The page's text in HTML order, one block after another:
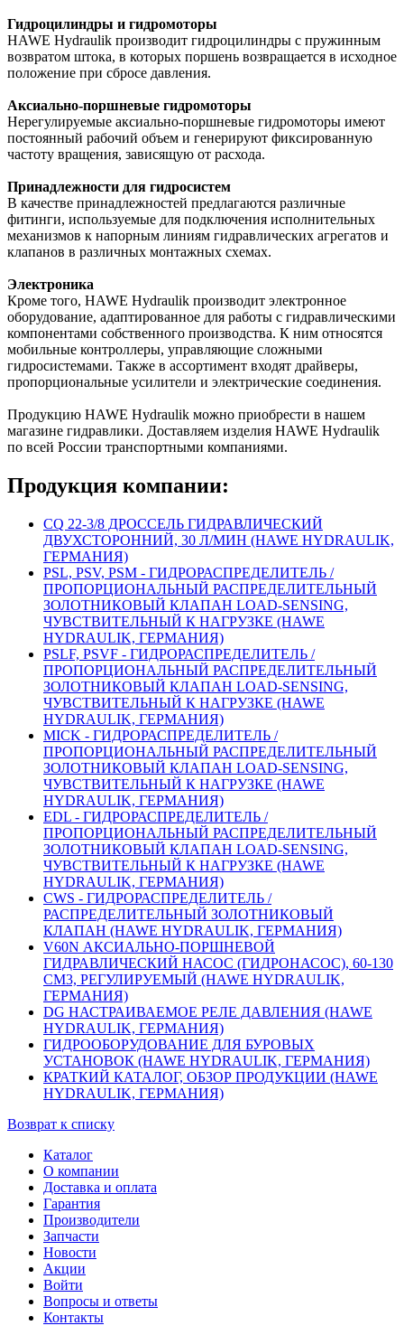
Гидроцилиндры и гидромоторы
HAWE Hydraulik производит гидроцилиндры с пружинным
возвратом штока, в которых поршень возвращается в исходное
положение при сбросе давления.
Аксиально-поршневые гидромоторы
Нерегулируемые аксиально-поршневые гидромоторы имеют
постоянный рабочий объем и генерируют фиксированную
частоту вращения, зависящую от расхода.
Принадлежности для гидросистем
В качестве принадлежностей предлагаются различные
фитинги, используемые для подключения исполнительных
механизмов к напорным линиям гидравлических агрегатов и
клапанов в различных монтажных схемах.
Электроника
Кроме того, HAWE Hydraulik производит электронное
оборудование, адаптированное для работы с гидравлическими
компонентами собственного производства. К ним относятся
мобильные контроллеры, управляющие сложными
гидросистемами. Также в ассортимент входят драйверы,
пропорциональные усилители и электрические соединения.
Продукцию HAWE Hydraulik можно приобрести в нашем
магазине гидравлики. Доставляем изделия HAWE Hydraulik
по всей России транспортными компаниями.
Продукция компании:
CQ 22-3/8 ДРОССЕЛЬ ГИДРАВЛИЧЕСКИЙ
ДВУХСТОРОННИЙ, 30 Л/МИН (HAWE HYDRAULIK,
ГЕРМАНИЯ)
PSL, PSV, PSM - ГИДРОРАСПРЕДЕЛИТЕЛЬ /
ПРОПОРЦИОНАЛЬНЫЙ РАСПРЕДЕЛИТЕЛЬНЫЙ
ЗОЛОТНИКОВЫЙ КЛАПАН LOAD-SENSING,
ЧУВСТВИТЕЛЬНЫЙ К НАГРУЗКЕ (HAWE
HYDRAULIK, ГЕРМАНИЯ)
PSLF, PSVF - ГИДРОРАСПРЕДЕЛИТЕЛЬ /
ПРОПОРЦИОНАЛЬНЫЙ РАСПРЕДЕЛИТЕЛЬНЫЙ
ЗОЛОТНИКОВЫЙ КЛАПАН LOAD-SENSING,
ЧУВСТВИТЕЛЬНЫЙ К НАГРУЗКЕ (HAWE
HYDRAULIK, ГЕРМАНИЯ)
MICK - ГИДРОРАСПРЕДЕЛИТЕЛЬ /
ПРОПОРЦИОНАЛЬНЫЙ РАСПРЕДЕЛИТЕЛЬНЫЙ
ЗОЛОТНИКОВЫЙ КЛАПАН LOAD-SENSING,
ЧУВСТВИТЕЛЬНЫЙ К НАГРУЗКЕ (HAWE
HYDRAULIK, ГЕРМАНИЯ)
EDL - ГИДРОРАСПРЕДЕЛИТЕЛЬ /
ПРОПОРЦИОНАЛЬНЫЙ РАСПРЕДЕЛИТЕЛЬНЫЙ
ЗОЛОТНИКОВЫЙ КЛАПАН LOAD-SENSING,
ЧУВСТВИТЕЛЬНЫЙ К НАГРУЗКЕ (HAWE
HYDRAULIK, ГЕРМАНИЯ)
CWS - ГИДРОРАСПРЕДЕЛИТЕЛЬ /
РАСПРЕДЕЛИТЕЛЬНЫЙ ЗОЛОТНИКОВЫЙ
КЛАПАН (HAWE HYDRAULIK, ГЕРМАНИЯ)
V60N АКСИАЛЬНО-ПОРШНЕВОЙ
ГИДРАВЛИЧЕСКИЙ НАСОС (ГИДРОНАСОС), 60-130
СМ3, РЕГУЛИРУЕМЫЙ (HAWE HYDRAULIK,
ГЕРМАНИЯ)
DG НАСТРАИВАЕМОЕ РЕЛЕ ДАВЛЕНИЯ (HAWE
HYDRAULIK, ГЕРМАНИЯ)
ГИДРООБОРУДОВАНИЕ ДЛЯ БУРОВЫХ
УСТАНОВОК (HAWE HYDRAULIK, ГЕРМАНИЯ)
КРАТКИЙ КАТАЛОГ, ОБЗОР ПРОДУКЦИИ (HAWE
HYDRAULIK, ГЕРМАНИЯ)
Возврат к списку
Каталог
О компании
Доставка и оплата
Гарантия
Производители
Запчасти
Новости
Акции
Войти
Вопросы и ответы
Контакты